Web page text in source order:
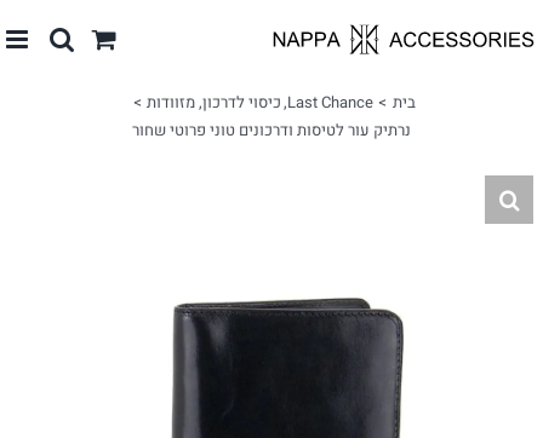
לתוכן
בית Last Chance כיסוי לדרכון מזוודות
נרתיק עור לטיסות ודרכונים טוני פרוטי שחור